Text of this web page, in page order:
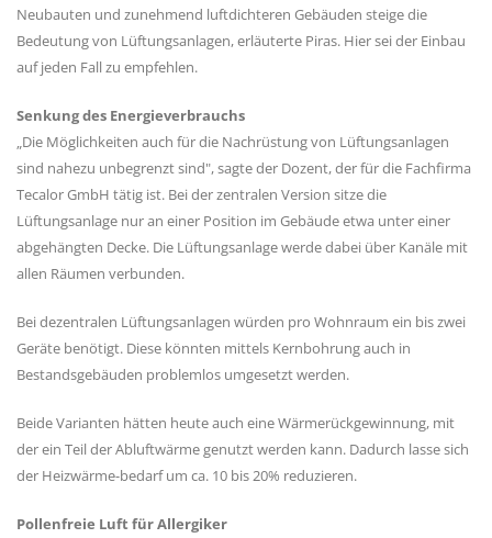
Neubauten und zunehmend luftdichteren Gebäuden steige die
Bedeutung von Lüftungsanlagen, erläuterte Piras. Hier sei der Einbau
auf jeden Fall zu empfehlen.
Senkung des Energieverbrauchs
„Die Möglichkeiten auch für die Nachrüstung von Lüftungsanlagen
sind nahezu unbegrenzt sind", sagte der Dozent, der für die Fachfirma
Tecalor GmbH tätig ist. Bei der zentralen Version sitze die
Lüftungsanlage nur an einer Position im Gebäude etwa unter einer
abgehängten Decke. Die Lüftungsanlage werde dabei über Kanäle mit
allen Räumen verbunden.
Bei dezentralen Lüftungsanlagen würden pro Wohnraum ein bis zwei
Geräte benötigt. Diese könnten mittels Kernbohrung auch in
Bestandsgebäuden problemlos umgesetzt werden.
Beide Varianten hätten heute auch eine Wärmerückgewinnung, mit
der ein Teil der Abluftwärme genutzt werden kann. Dadurch lasse sich
der Heizwärme-bedarf um ca. 10 bis 20% reduzieren.
Pollenfreie Luft für Allergiker